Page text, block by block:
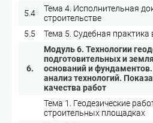
5.4
Тема 4. Исполнительная
строительстве
5.5
Тема 5. Судебная практика
6.
Модуль 6. Технологии
подготовительных и
оснований и
анализ технологий.
качества работ
Тема 1. Геодезические
строительных площадках